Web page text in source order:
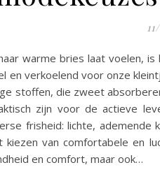
warme bries laat voelen,
en verkoelend voor onze
stoffen, die zweet
zijn voor de actieve
frisheid: lichte,
kiezen van comfortabele en
en comfort, maar ook…